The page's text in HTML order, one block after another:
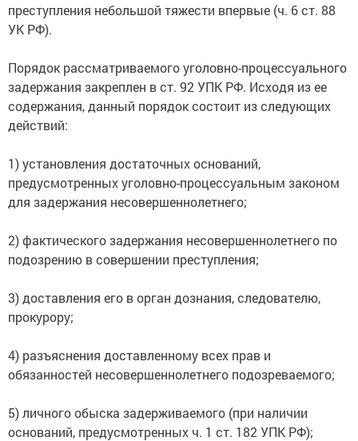
преступления небольшой тяжести впервые (ч. 6 ст. 88
УК РФ).
Порядок рассматриваемого уголовно-процессуального
задержания закреплен в ст. 92 УПК РФ. Исходя из ее
содержания, данный порядок состоит из следующих
действий:
1) установления достаточных оснований,
предусмотренных уголовно-процессуальным законом
для задержания несовершеннолетнего;
2) фактического задержания несовершеннолетнего по
подозрению в совершении преступления;
3) доставления его в орган дознания, следователю,
прокурору;
4) разъяснения доставленному всех прав и
обязанностей несовершеннолетнего подозреваемого;
5) личного обыска задерживаемого (при наличии
оснований, предусмотренных ч. 1 ст. 182 УПК РФ);